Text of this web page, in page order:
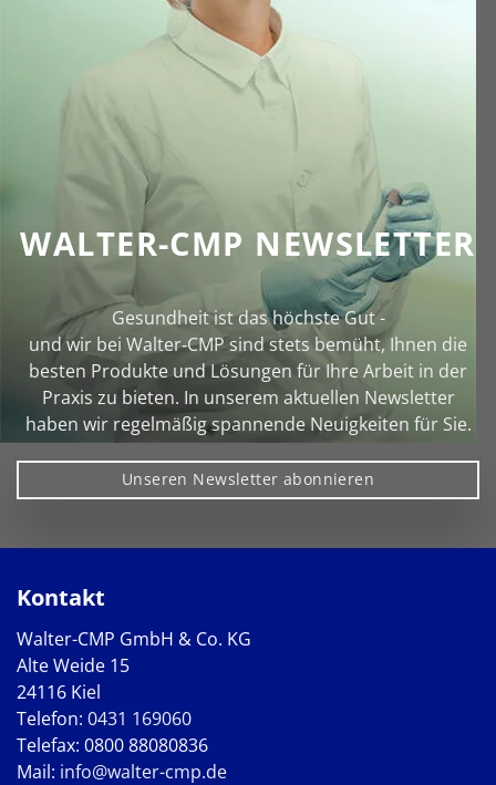
WALTER-CMP NEWSLETTER
Gesundheit ist das höchste Gut -
und wir bei Walter‑CMP sind stets bemüht, Ihnen die
besten Produkte und Lösungen für Ihre Arbeit in der
Praxis zu bieten. In unserem aktuellen Newsletter
haben wir regelmäßig spannende Neuigkeiten für Sie.
Unseren Newsletter abonnieren
Kontakt
Walter-CMP GmbH & Co. KG
Alte Weide 15
24116 Kiel
Telefon: 0431 169060
Telefax: 0800 88080836
Mail: info@walter-cmp.de